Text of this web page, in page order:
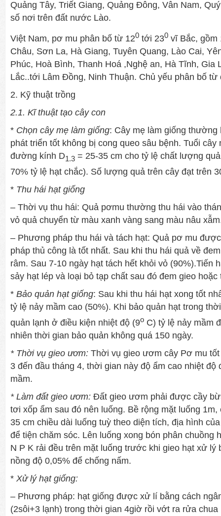
Quảng Tây, Triết Giang, Quảng Đông, Vân Nam,
số nơi trên đất nước Lào.
Việt Nam, pơ mu phân bố từ 120 tới 230 vĩ Bắc, gồm
Châu, Sơn La, Hà Giang, Tuyên Quang, Lào Cai,
Phúc, Hoà Bình, Thanh Hoá ,Nghệ an, Hà Tĩnh, Gia
Lắc..tới Lâm Đồng, Ninh Thuận. Chủ yếu phân bố từ
2. Kỹ thuật trồng
2.1. Kĩ thuật tạo cây con
* Chọn cây mẹ làm giống: Cây mẹ làm giống
phát triển tốt không bị cong queo sâu bệnh. Tuổi cây
đường kính D1.3 = 25-35 cm cho tỷ lệ chất lượng
70% tỷ lệ hạt chắc). Số lượng quả trên cây đạt trên
* Thu hái hạt giống
– Thời vụ thu hái: Quả pơmu thường thu hái vào
vỏ quả chuyển từ màu xanh vàng sang màu nâu
– Phương pháp thu hái và tách hạt: Quả pơ mu
pháp thủ công là tốt nhất. Sau khi thu hái quả về
râm. Sau 7-10 ngày hạt tách hết khỏi vỏ (90%).Tiến
sảy hạt lép và loại bỏ tạp chất sau đó đem gieo hoặc
* Bảo quản hạt giống: Sau khi thu hái hạt xong tốt
tỷ lệ nảy mầm cao (50%). Khi bảo quản hạt trong
quản lạnh ở điều kiện nhiệt độ (9o C) tỷ lệ nảy mầm
nhiên thời gian bảo quản không quá 150 ngày.
* Thời vụ gieo ươm: Thời vụ gieo ươm cây Pơ mu
3 đến đầu tháng 4, thời gian này độ ẩm cao nhiệt độ
mầm.
* Làm đất gieo ươm: Đất gieo ươm phải được cầy
tơi xốp ẩm sau đó nên luống. Bề rộng mặt luống 1m,
35 cm chiều dài luống tuỳ theo diện tích, địa hình
để tiện chăm sóc. Lên luống xong bón phân chuồng
N P K rải đều trên mặt luống trước khi gieo hạt xử lý
nồng độ 0,05% để chống nấm.
* Xử lý hạt giống:
– Phương pháp: hạt giống được xử lí bằng cách
(2sôi+3 lạnh) trong thời gian 4giờ rồi vớt ra rửa chua